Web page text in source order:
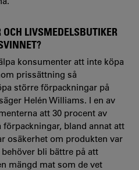
LIVSMEDELSBUTIKER
konsumenter att inte köpa
prissättning så
större förpackningar på
Helén Williams. I en av
att 30 procent av
bland annat att
osäkerhet om produkten var
bli bättre på att
mängd mat som de vet